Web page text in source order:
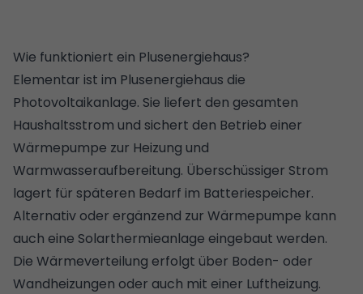
Wie funktioniert ein Plusenergiehaus?
Elementar ist im Plusenergiehaus die
Photovoltaikanlage. Sie liefert den gesamten
Haushaltsstrom und sichert den Betrieb einer
Wärmepumpe zur Heizung und
Warmwasseraufbereitung. Überschüssiger Strom
lagert für späteren Bedarf im Batteriespeicher.
Alternativ oder ergänzend zur Wärmepumpe kann
auch eine Solarthermieanlage eingebaut werden.
Die Wärmeverteilung erfolgt über Boden- oder
Wandheizungen oder auch mit einer Luftheizung.